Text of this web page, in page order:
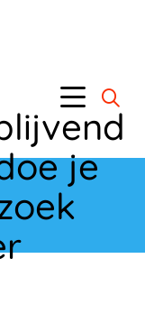
Menu
je